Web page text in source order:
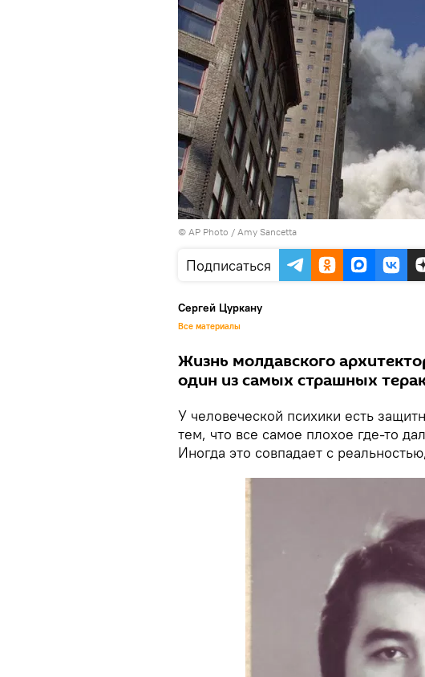
© AP Photo / Amy Sancetta
Подписаться
Сергей Цуркану
Все материалы
Жизнь молдавского
один из самых страшных
У человеческой психики есть
тем, что все самое плохое где-то
Иногда это совпадает с